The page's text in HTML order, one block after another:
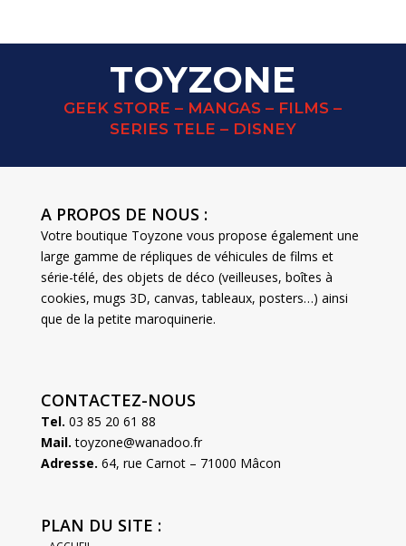
TOYZONE
GEEK STORE – MANGAS – FILMS –
SERIES TELE – DISNEY
A PROPOS DE NOUS :
Votre boutique Toyzone vous propose également une
large gamme de répliques de véhicules de films et
série-télé, des objets de déco (veilleuses, boîtes à
cookies, mugs 3D, canvas, tableaux, posters…) ainsi
que de la petite maroquinerie.
CONTACTEZ-NOUS
Tel. 03 85 20 61 88
Mail. toyzone@wanadoo.fr
Adresse. 64, rue Carnot – 71000 Mâcon
PLAN DU SITE :